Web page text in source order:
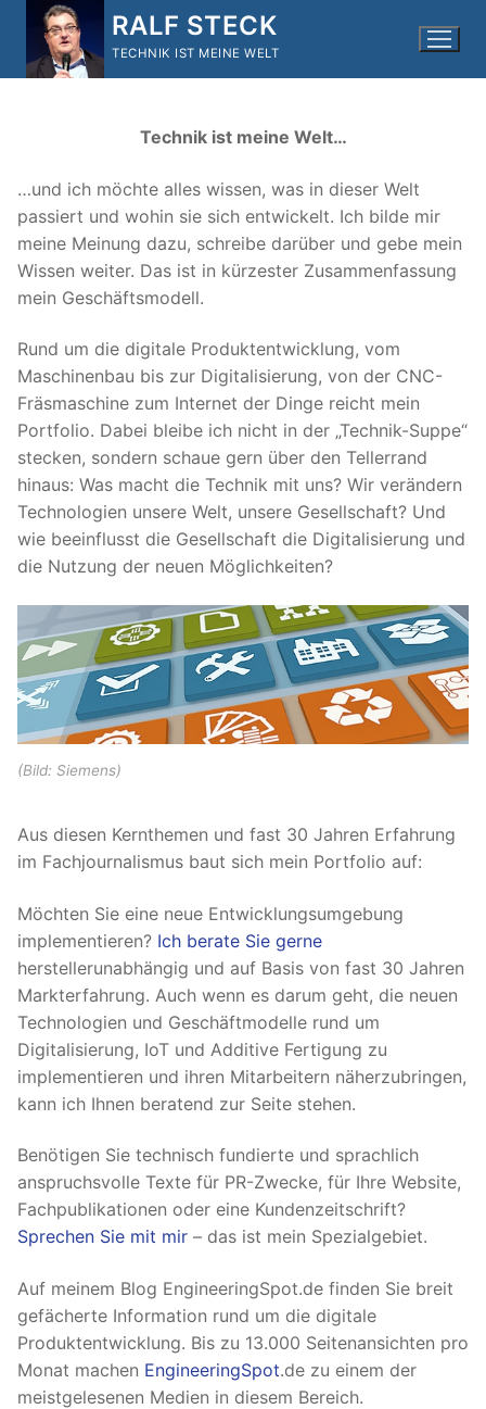
springen
RALF STECK
TECHNIK IST MEINE WELT
Technik ist meine Welt…
…und ich möchte alles wissen, was in dieser Welt
passiert und wohin sie sich entwickelt. Ich bilde mir
meine Meinung dazu, schreibe darüber und gebe mein
Wissen weiter. Das ist in kürzester Zusammenfassung
mein Geschäftsmodell.
Rund um die digitale Produktentwicklung, vom
Maschinenbau bis zur Digitalisierung, von der CNC-
Fräsmaschine zum Internet der Dinge reicht mein
Portfolio. Dabei bleibe ich nicht in der „Technik-Suppe“
stecken, sondern schaue gern über den Tellerrand
hinaus: Was macht die Technik mit uns? Wir verändern
Technologien unsere Welt, unsere Gesellschaft? Und
wie beeinflusst die Gesellschaft die Digitalisierung und
die Nutzung der neuen Möglichkeiten?
(Bild: Siemens)
Aus diesen Kernthemen und fast 30 Jahren Erfahrung
im Fachjournalismus baut sich mein Portfolio auf:
Möchten Sie eine neue Entwicklungsumgebung
implementieren? Ich berate Sie gerne
herstellerunabhängig und auf Basis von fast 30 Jahren
Markterfahrung. Auch wenn es darum geht, die neuen
Technologien und Geschäftmodelle rund um
Digitalisierung, IoT und Additive Fertigung zu
implementieren und ihren Mitarbeitern näherzubringen,
kann ich Ihnen beratend zur Seite stehen.
Benötigen Sie technisch fundierte und sprachlich
anspruchsvolle Texte für PR-Zwecke, für Ihre Website,
Fachpublikationen oder eine Kundenzeitschrift?
Sprechen Sie mit mir – das ist mein Spezialgebiet.
Auf meinem Blog EngineeringSpot.de finden Sie breit
gefächerte Information rund um die digitale
Produktentwicklung. Bis zu 13.000 Seitenansichten pro
Monat machen EngineeringSpot.de zu einem der
meistgelesenen Medien in diesem Bereich.